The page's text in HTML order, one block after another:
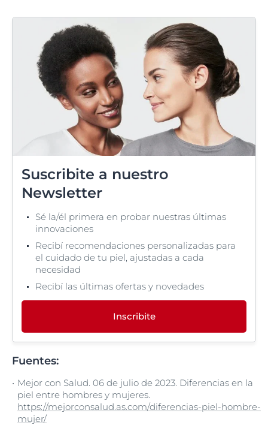
Suscribite a nuestro
Newsletter
Sé la/él primera en probar nuestras últimas
innovaciones
Recibí recomendaciones personalizadas para
el cuidado de tu piel, ajustadas a cada
necesidad
Recibí las últimas ofertas y novedades
Inscribite
Fuentes:
Mejor con Salud. 06 de julio de 2023. Diferencias en la
piel entre hombres y mujeres.
https://mejorconsalud.as.com/diferencias-piel-hombre-
mujer/